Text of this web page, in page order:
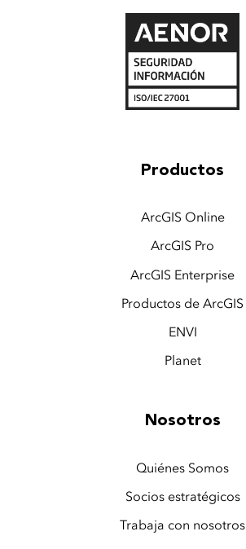
Productos
ArcGIS Online
ArcGIS Pro
ArcGIS Enterprise
Productos de ArcGIS
ENVI
Planet
Nosotros
Quiénes Somos
Socios estratégicos
Trabaja con nosotros